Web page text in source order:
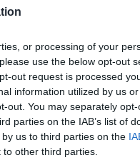
or processing of your
use the below opt-out
out request is processed
information utilized by us
out. You may separately
parties on the IAB’s list of
us to third parties on the
other third parties.
akkor még
kritikák
minden
begyűjtött.
azt a
komoly
számíthat.